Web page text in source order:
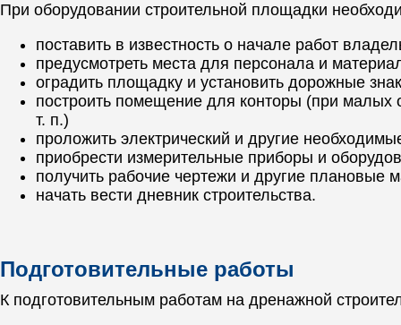
При оборудовании строительной площадки
поставить в известность о начале работ
предусмотреть места для персонала и
оградить площадку и установить дорожные
построить помещение для конторы (при малых
т. п.)
проложить электрический и другие
приобрести измерительные приборы и
получить рабочие чертежи и другие плановые
начать вести дневник строительства.
Подготовительные работы
К подготовительным работам на дренажной